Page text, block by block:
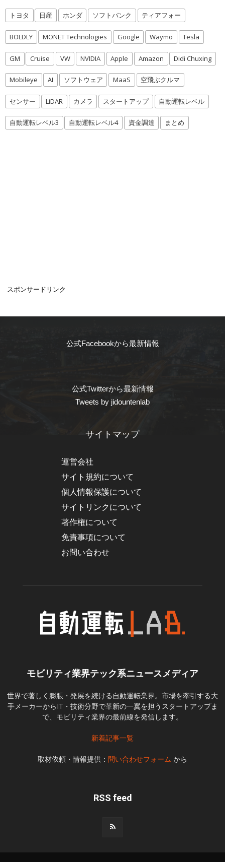
トヨタ 日産 ホンダ ソフトバンク ティアフォー
BOLDLY MONET Technologies Google Waymo Tesla
GM Cruise VW NVIDIA Apple Amazon Didi Chuxing
Mobileye AI ソフトウェア MaaS 空飛ぶクルマ
センサー LiDAR カメラ スタートアップ 自動運転レベル
自動運転レベル3 自動運転レベル4 資金調達 まとめ
スポンサードリンク
公式Facebookから最新情報
公式Twitterから最新情報
Tweets by jidountenlab
サイトマップ
運営会社
サイト規約について
個人情報保護について
サイトリンクについて
著作権について
免責事項について
お問い合わせ
モビリティ業界テック系ニュースメディア
世界で著しく膨脹・発展を続ける自動運転業界。市場を牽引する大
手メーカーからIT・技術分野で革新の一翼を担うスタートアップま
で、モビリティ業界の最前線を発信します。
新着記事一覧
取材依頼・情報提供： 問い合わせフォーム から
RSS feed